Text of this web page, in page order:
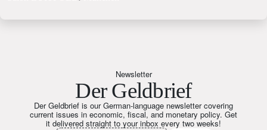
Newsletter
Der Geldbrief
Der Geldbrief is our German-language newsletter covering
current issues in economic, fiscal, and monetary policy. Get
it delivered straight to your inbox every two weeks!